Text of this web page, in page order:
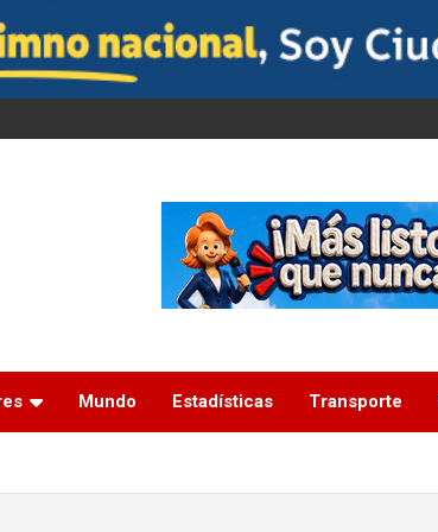
Mundo Estadísticas Transporte